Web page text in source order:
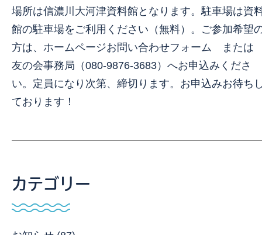
場所は信濃川大河津資料館となります。駐車場は資
館の駐車場をご利用ください（無料）。ご参加希望
方は、ホームページお問い合わせフォーム また
友の会事務局（080-9876-3683）へお申込みくださ
い。定員になり次第、締切ります。お申込みお待ち
ております！
カテゴリー